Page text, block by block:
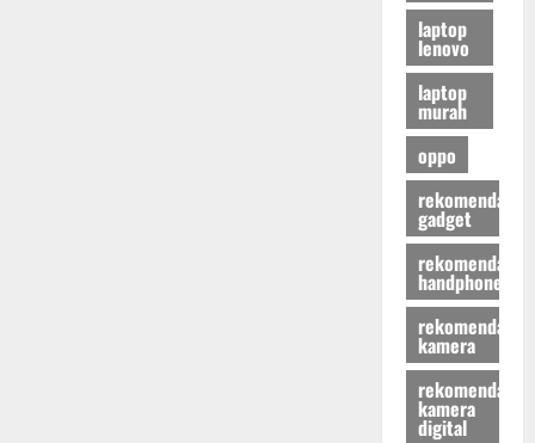
laptop
lenovo
laptop
murah
oppo
rekomendasi
gadget
rekomendasi
handphone
rekomendasi
kamera
rekomendasi
kamera
digital